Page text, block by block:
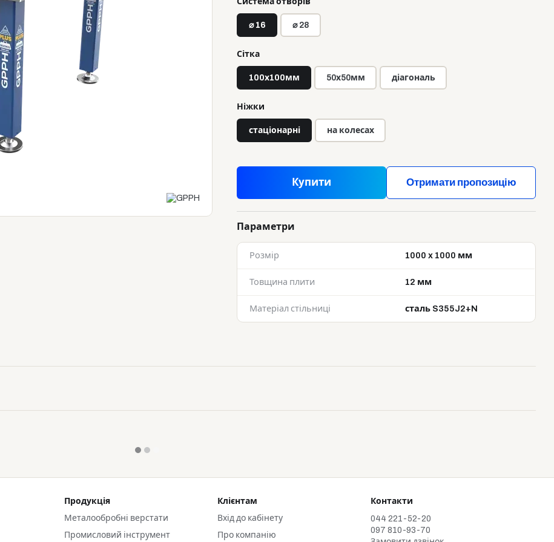
⌀ 16 ⌀ 28
Сітка
100х100мм 50х50мм діагональ
Ніжки
стаціонарні на колесах
Купити Отримати пропозицію
Параметри
Розмір 1000 x 1000 мм
Товщина плити 12 мм
Матеріал стільниці сталь S355J2+N
Продукція
Металообробні верстати
Промисловий інструмент
Клієнтам
Вхід до кабінету
Про компанію
Контакти
044 221-52-20
097 810-93-70